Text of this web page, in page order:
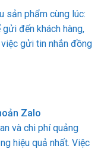
sản phẩm cùng lúc:
đến khách hàng,
gửi tin nhắn đồng
Zalo
và chi phí quảng
hiệu quả nhất. Việc